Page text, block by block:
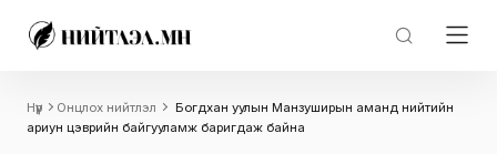
Нүүр Онцлох нийтлэл
Богдхан уулын Манзуширын аманд нийтийн
ариун цэврийн байгууламж баригдаж байна